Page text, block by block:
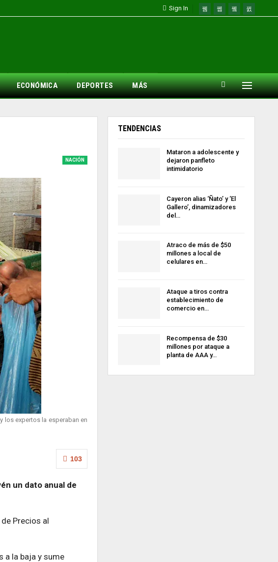
Sign In
ECONÓMICA DEPORTES MÁS
NACIÓN
los expertos la esperaban en
103
un dato anual de
Precios al
a la baja y sume
TENDENCIAS
Mataron a adolescente y
dejaron panfleto
intimidatorio
Cayeron alias ‘Ñato’ y ‘El
Gallero’, dinamizadores
del…
Atraco de más de $50
millones a local de
celulares en…
Ataque a tiros contra
establecimiento de
comercio en…
Recompensa de $30
millones por ataque a
planta de AAA y…